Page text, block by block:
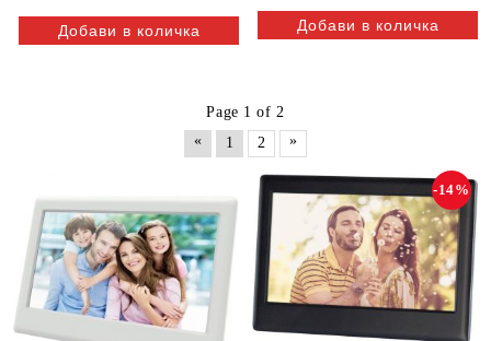
Page 1 of 2
«
1 2 »
-14%